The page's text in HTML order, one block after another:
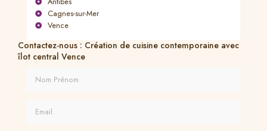
Cagnes-sur-Mer
Vence
Contactez-nous : Création de cuisine contemporaine avec
îlot central Vence